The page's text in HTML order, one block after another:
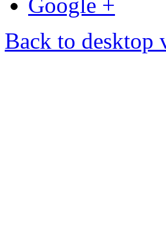
Google +
Back to desktop